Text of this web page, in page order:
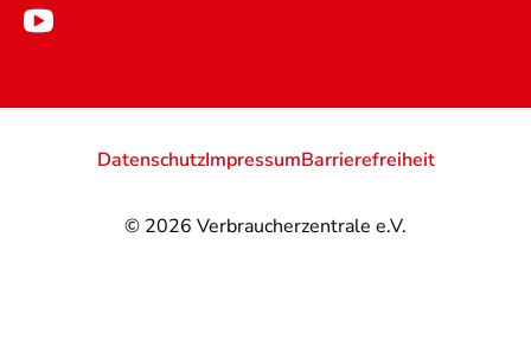
© 2026 Verbraucherzentrale e.V.
DatenschutzImpressumBarrierefreiheit